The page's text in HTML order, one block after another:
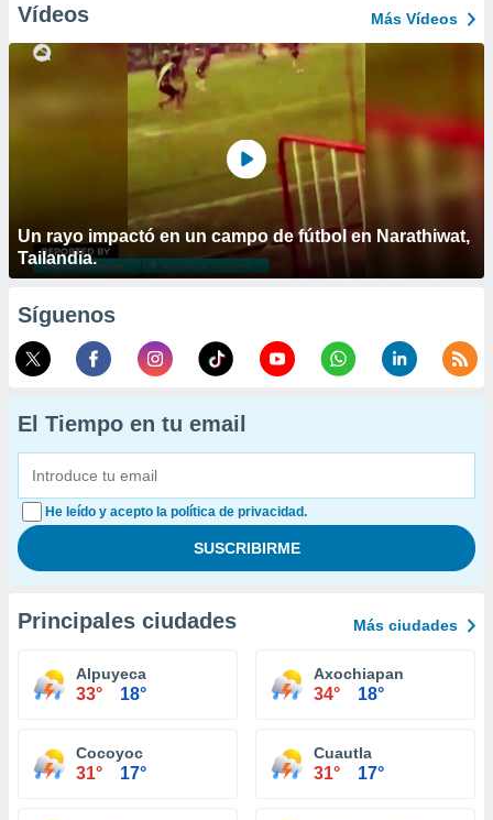
Vídeos Más Vídeos
Un rayo impactó en un campo de fútbol en Narathiwat,
Tailandia.
Síguenos
El Tiempo en tu email
He leído y acepto la política de privacidad.
Principales ciudades Más ciudades
Alpuyeca
33° 18°
Axochiapan
34° 18°
Cocoyoc
31° 17°
Cuautla
31° 17°